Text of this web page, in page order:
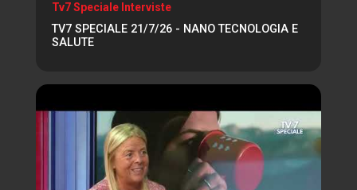
Tv7 Speciale Interviste
TV7 SPECIALE 21/7/26 - NANO TECNOLOGIA E
SALUTE